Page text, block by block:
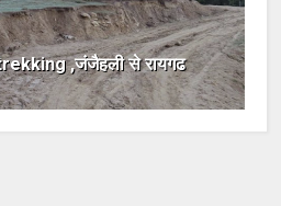
,जंजैहली से रायगढ